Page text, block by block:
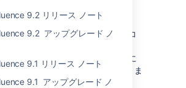
9.2 リリース ノート
9.2 アップグレード ノ
9.1 リリース ノート
9.1 アップグレード ノ
SERVER
の最も必要な場所でインライン コ
、解決、削除、クローズ/非表示、
よび素早いナビゲーションが可能に
フィードバックに迅速に対応できま